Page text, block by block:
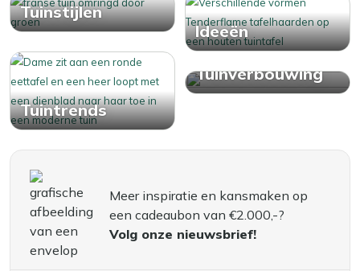
Tuinstijlen
Tuintrends
Ideeën
De Grote
Tuinverbouwing
Meer inspiratie en kansmaken op
een cadeaubon van €2.000,-?
Volg onze nieuwsbrief!